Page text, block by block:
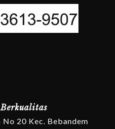
20 Kec. Bebandem